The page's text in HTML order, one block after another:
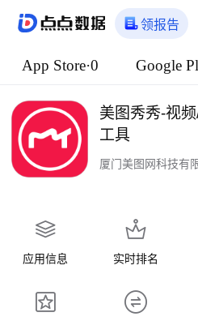
领报告
App Store·0 Google
美图秀秀-视
工具
厦门美图网科技有
应用信息 实时排名